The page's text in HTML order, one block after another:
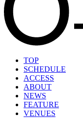
TOP
SCHEDULE
ACCESS
ABOUT
NEWS
FEATURE
VENUES